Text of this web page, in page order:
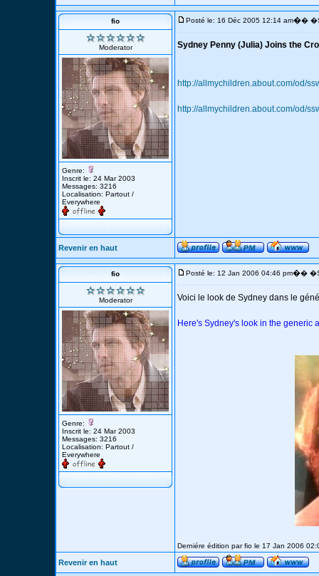
fio
Moderator
Genre:
Inscrit le: 24 Mar 2003
Messages: 3216
Localisation: Partout /
Everywhere
Posté le: 16 Déc 2005 12:14 am��
Sydney Penny (Julia) Joins the
http://allmychildren.about.com/od/
http://allmychildren.about.com/od/
Revenir en haut
fio
Moderator
Genre:
Inscrit le: 24 Mar 2003
Messages: 3216
Localisation: Partout /
Everywhere
Posté le: 12 Jan 2006 04:46 pm��
Voici le look de Sydney dans le
Here's Sydney's look in the generic
Derniére édition par fio le 17 Jan 2006
Revenir en haut